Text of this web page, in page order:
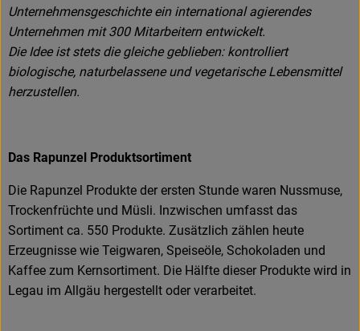
Unternehmensgeschichte ein international agierendes
Unternehmen mit 300 Mitarbeitern entwickelt.
Die Idee ist stets die gleiche geblieben: kontrolliert
biologische, naturbelassene und vegetarische Lebensmittel
herzustellen.
Das Rapunzel Produktsortiment
Die Rapunzel Produkte der ersten Stunde waren Nussmuse,
Trockenfrüchte und Müsli. Inzwischen umfasst das
Sortiment ca. 550 Produkte. Zusätzlich zählen heute
Erzeugnisse wie Teigwaren, Speiseöle, Schokoladen und
Kaffee zum Kernsortiment. Die Hälfte dieser Produkte wird in
Legau im Allgäu hergestellt oder verarbeitet.